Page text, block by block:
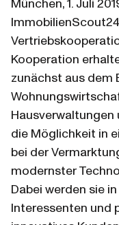
München, 1. Juli
Kooperation
zunächst aus dem
die Möglichkeit in
bei der
modernster
Dabei werden sie
Interessenten und